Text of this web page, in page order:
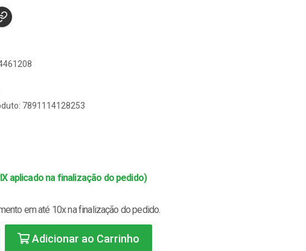
7891114128253
aplicado na finalização do pedido)
em até 10x na finalização do pedido.
Adicionar ao Carrinho